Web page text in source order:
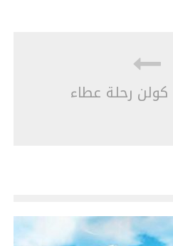
كولن رحلة عطاء